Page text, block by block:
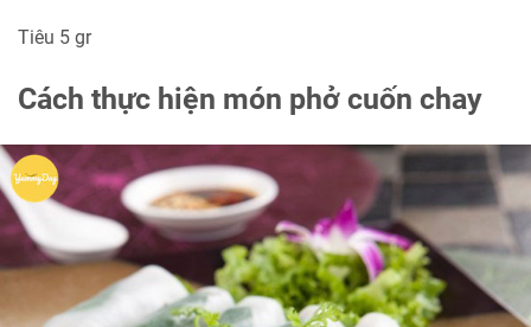
Tiêu 5 gr
Cách thực hiện món phở cuốn chay